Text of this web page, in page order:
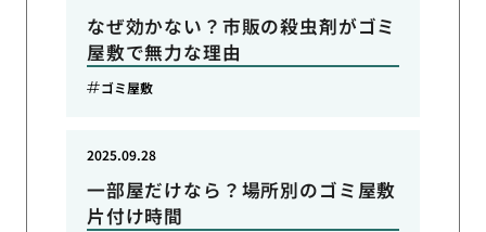
なぜ効かない？市販の殺虫剤がゴミ
屋敷で無力な理由
ゴミ屋敷
一部屋だけなら？場所別のゴミ屋敷
片付け時間
2025.09.28